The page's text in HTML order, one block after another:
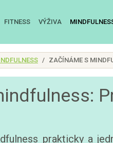
FITNESS VÝŽIVA
ZAČÍNÁME S
prakticky a